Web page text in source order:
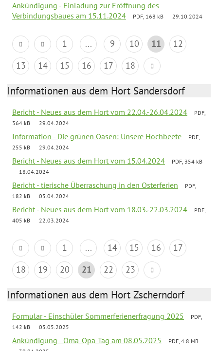
Ankündigung - Einladung zur Eröffnung des
Verbindungsbaues am 15.11.2024
PDF, 168 kB 29.10.2024
1 ... 9 10 11
12
13
14 15 16 17 18
Informationen aus dem Hort Sandersdorf
Bericht - Neues aus dem Hort vom 22.04.-26.04.2024
PDF,
364 kB
29.04.2024
Information - Die grünen Oasen: Unsere Hochbeete
PDF,
255 kB
29.04.2024
Bericht - Neues aus dem Hort vom 15.04.2024
PDF, 354 kB
18.04.2024
Bericht - tierische Überraschung in den Osterferien
PDF,
182 kB
05.04.2024
Bericht - Neues aus dem Hort vom 18.03.-22.03.2024
PDF,
405 kB
22.03.2024
1 ... 14 15 16
17
18
19 20 21 22 23
Informationen aus dem Hort Zscherndorf
Formular - Einschüler Sommerferienerfragung 2025
PDF,
142 kB
05.05.2025
Ankündigung - Oma-Opa-Tag am 08.05.2025
PDF, 4.8 MB